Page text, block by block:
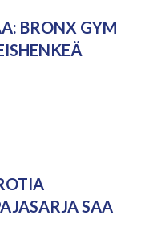
BRONX GYM
SAA